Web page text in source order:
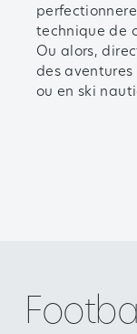
technique de
Ou alors,
des
ou en ski